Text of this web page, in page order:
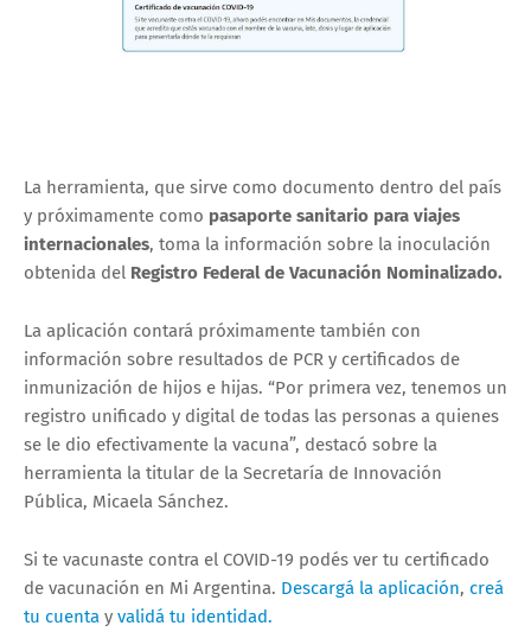
La herramienta, que sirve como documento dentro del país
y próximamente como pasaporte sanitario para viajes
internacionales, toma la información sobre la inoculación
obtenida del Registro Federal de Vacunación Nominalizado.
La aplicación contará próximamente también con
información sobre resultados de PCR y certificados de
inmunización de hijos e hijas. “Por primera vez, tenemos un
registro unificado y digital de todas las personas a quienes
se le dio efectivamente la vacuna”, destacó sobre la
herramienta la titular de la Secretaría de Innovación
Pública, Micaela Sánchez.
Si te vacunaste contra el COVID-19 podés ver tu certificado
de vacunación en Mi Argentina. Descargá la aplicación, creá
tu cuenta y validá tu identidad.